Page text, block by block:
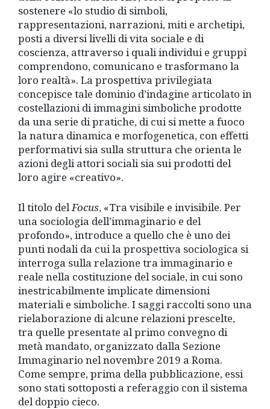
sostenere «lo studio di simboli,
rappresentazioni, narrazioni, miti e archetipi,
posti a diversi livelli di vita sociale e di
coscienza, attraverso i quali individui e gruppi
comprendono, comunicano e trasformano la
loro realtà». La prospettiva privilegiata
concepisce tale dominio d’indagine articolato in
costellazioni di immagini simboliche prodotte
da una serie di pratiche, di cui si mette a fuoco
la natura dinamica e morfogenetica, con effetti
performativi sia sulla struttura che orienta le
azioni degli attori sociali sia sui prodotti del
loro agire «creativo».
Il titolo delFocus, «Tra visibile e invisibile. Per
una sociologia dell’immaginario e del
profondo», introduce a quello che è uno dei
punti nodali da cui la prospettiva sociologica si
interroga sulla relazione tra immaginario e
reale nella costituzione del sociale, in cui sono
inestricabilmente implicate dimensioni
materiali e simboliche. I saggi raccolti sono una
rielaborazione di alcune relazioni prescelte,
tra quelle presentate al primo convegno di
metà mandato, organizzato dalla Sezione
Immaginario nel novembre 2019 a Roma.
Come sempre, prima della pubblicazione, essi
sono stati sottoposti a referaggio con il sistema
del doppio cieco.